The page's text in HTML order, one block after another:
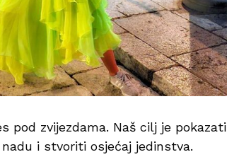
pod zvijezdama. Naš cilj je pokazati
i stvoriti osjećaj jedinstva.